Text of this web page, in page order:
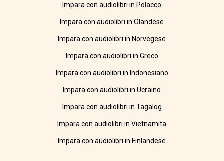
Impara con audiolibri in Polacco
Impara con audiolibri in Olandese
Impara con audiolibri in Norvegese
Impara con audiolibri in Greco
Impara con audiolibri in Indonesiano
Impara con audiolibri in Ucraino
Impara con audiolibri in Tagalog
Impara con audiolibri in Vietnamita
Impara con audiolibri in Finlandese